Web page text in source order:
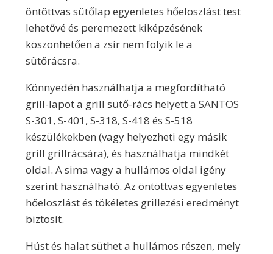
öntöttvas sütőlap egyenletes hőeloszlást test
lehetővé és peremezett kiképzésének
köszönhetően a zsír nem folyik le a
sütőrácsra.
Könnyedén használhatja a megfordítható
grill-lapot a grill sütő-rács helyett a SANTOS
S-301, S-401, S-318, S-418 és S-518
készülékekben (vagy helyezheti egy másik
grill grillrácsára), és használhatja mindkét
oldal. A sima vagy a hullámos oldal igény
szerint használható. Az öntöttvas egyenletes
hőeloszlást és tökéletes grillezési eredményt
biztosít.
Húst és halat süthet a hullámos részen, mely